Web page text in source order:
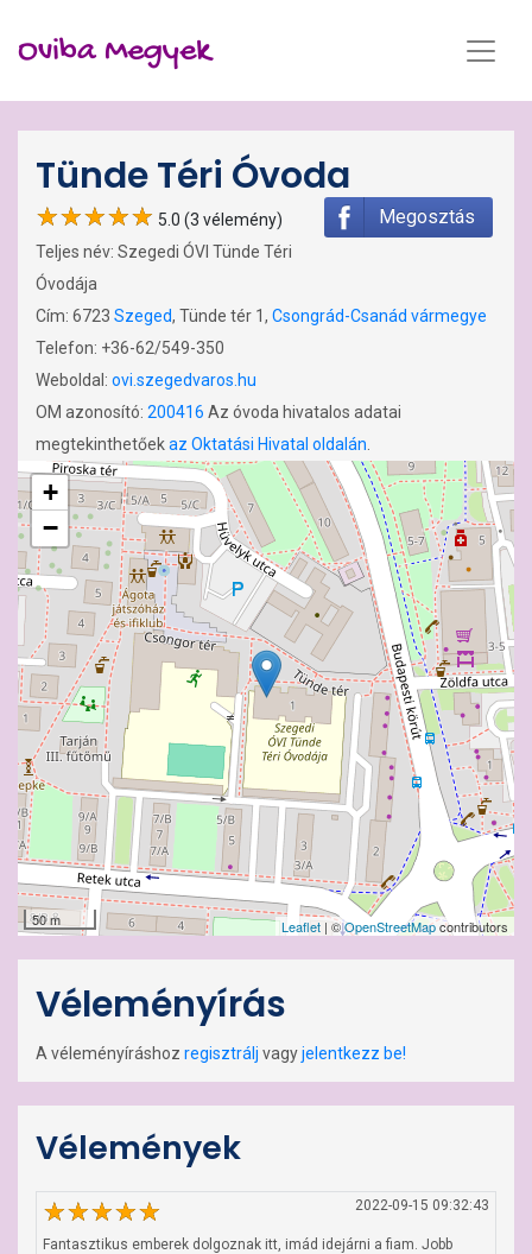
Oviba Megyek
Tünde Téri Óvoda
Megosztás
5.0 (3 vélemény)
Teljes név: Szegedi ÓVI Tünde Téri
Óvodája
Cím: 6723 Szeged, Tünde tér 1, Csongrád-Csanád vármegye
Telefon: +36-62/549-350
Weboldal: ovi.szegedvaros.hu
OM azonosító: 200416 Az óvoda hivatalos adatai
megtekinthetőekaz Oktatási Hivatal oldalán
+
−
50 m Leaflet | ©OpenStreetMapcontributors
Véleményírás
A véleményíráshoz regisztrálj vagyjelentkezz be!
Vélemények
2022-09-15 09:32:43
Fantasztikus emberek dolgoznak itt, imád idejárni a fiam. Jobb